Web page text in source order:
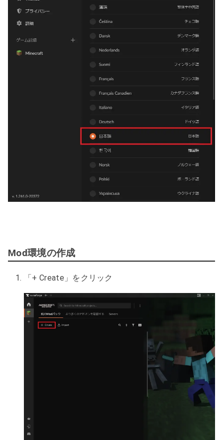
Mod環境の作成
「+ Create」をクリック